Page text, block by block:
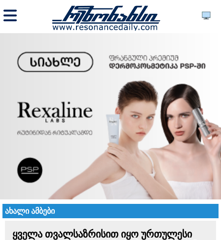
ახალი ამბები
ყველა თვალსაზრისით იყო ურთულესი